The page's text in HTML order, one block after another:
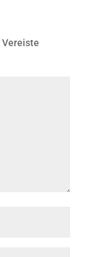
Vereiste